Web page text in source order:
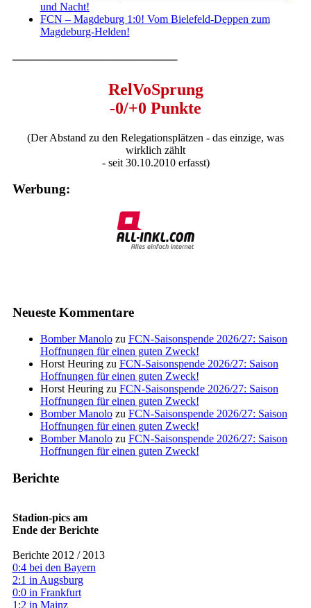
und Nacht!
FCN – Magdeburg 1:0! Vom Bielefeld-Deppen zum
Magdeburg-Helden!
————————————–
RelVoSprung
-0/+0 Punkte
(Der Abstand zu den Relegationsplätzen - das einzige, was
wirklich zählt
- seit 30.10.2010 erfasst)
Werbung:
Neueste Kommentare
Bomber Manolozu FCN-Saisonspende 2026/27: Saison
Hoffnungen für einen guten Zweck!
Horst Heuringzu FCN-Saisonspende 2026/27: Saison
Hoffnungen für einen guten Zweck!
Horst Heuringzu FCN-Saisonspende 2026/27: Saison
Hoffnungen für einen guten Zweck!
Bomber Manolozu FCN-Saisonspende 2026/27: Saison
Hoffnungen für einen guten Zweck!
Bomber Manolozu FCN-Saisonspende 2026/27: Saison
Hoffnungen für einen guten Zweck!
Berichte
Stadion-pics am
Ende der Berichte
Berichte 2012 / 2013
0:4 bei den Bayern
2:1 in Augsburg
0:0 in Frankfurt
1:2 in Mainz